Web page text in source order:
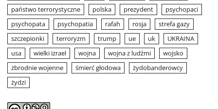
państwo terrorystyczne
polska prezydent
psychopaci
psychopata
psychopatia rafah rosja
strefa gazy
szczepionki
terroryzm trump ue uk
UKRAINA
usa
wielki izrael wojna wojna z ludźmi
wojsko
zbrodnie wojenne
śmierć głodowa
żydobanderowcy
żydzi